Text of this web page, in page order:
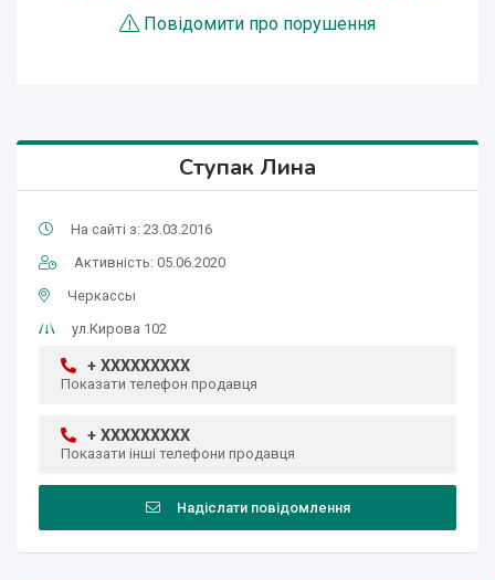
Повідомити про порушення
Ступак Лина
На сайті з: 23.03.2016
Активність: 05.06.2020
Черкассы
ул.Кирова 102
+ XXXXXXXXX
Показати телефон продавця
+ XXXXXXXXX
Показати інші телефони продавця
Надіслати повідомлення